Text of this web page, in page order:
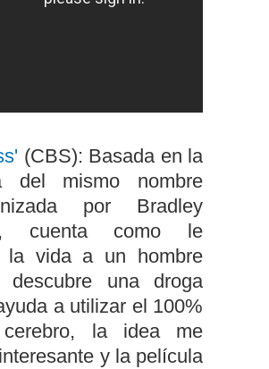
(CBS): Basada en la
del mismo nombre
por Bradley
cuenta como le
la vida a un hombre
descubre una droga
a utilizar el 100%
la idea me
y la película